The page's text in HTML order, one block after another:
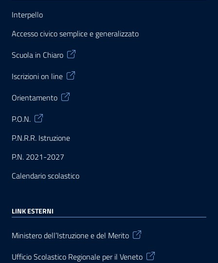
Interpello
Accesso civico semplice e generalizzato
Scuola in Chiaro
Iscrizioni on line
Orientamento
P.O.N.
P.N.R.R. Istruzione
P.N. 2021-2027
Calendario scolastico
LINK ESTERNI
Ministero dell’Istruzione e del Merito
Ufficio Scolastico Regionale per il Veneto